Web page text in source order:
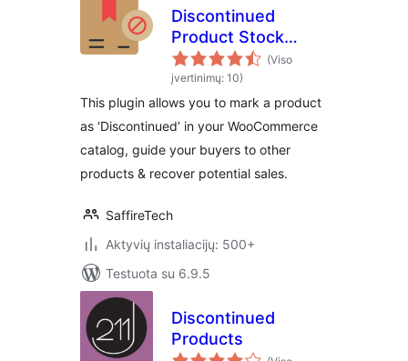
Discontinued
Product Stock
Status for
WooCommerce
(Viso
įvertinimų: 10)
This plugin allows you to mark a product
as ‘Discontinued’ in your WooCommerce
catalog, guide your buyers to other
products & recover potential sales.
SaffireTech
Aktyvių instaliacijų: 500+
Testuota su 6.9.5
Discontinued
Products